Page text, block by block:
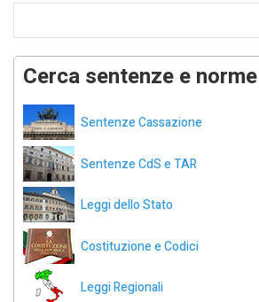
Cerca sentenze e norme
Sentenze Cassazione
Sentenze CdS e TAR
Leggi dello Stato
Costituzione e Codici
Leggi Regionali